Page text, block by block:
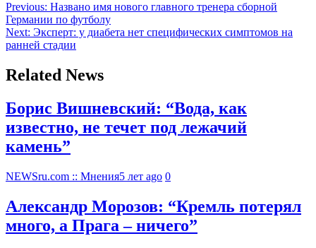
Previous: Названо имя нового главного тренера сборной
Германии по футболу
Next: Эксперт: у диабета нет специфических симптомов на
ранней стадии
Related News
Борис Вишневский: “Вода, как
известно, не течет под лежачий
камень”
NEWSru.com :: Мнения5 лет ago 0
Александр Морозов: “Кремль потерял
много, а Прага – ничего”